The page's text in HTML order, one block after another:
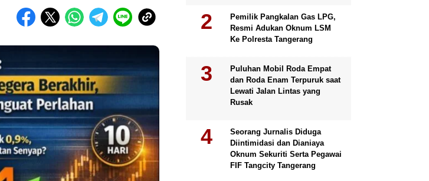
Pemilik Pangkalan Gas LPG,
Resmi Adukan Oknum LSM
Ke Polresta Tangerang
Puluhan Mobil Roda Empat
dan Roda Enam Terpuruk saat
Lewati Jalan Lintas yang
Rusak
Seorang Jurnalis Diduga
Diintimidasi dan Dianiaya
Oknum Sekuriti Serta Pegawai
FIF Tangcity Tangerang